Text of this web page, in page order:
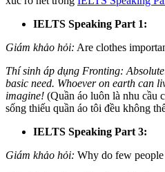
IELTS Speaking Part 1:
Giám khảo hỏi: Are clothes
Thí sinh áp dụng Fronting:
basic need. Whoever on earth can
imagine! (Quần áo luôn là nhu cầu
sống thiếu quần áo tôi đều không
IELTS Speaking Part 3:
Giám khảo hỏi: Why do few